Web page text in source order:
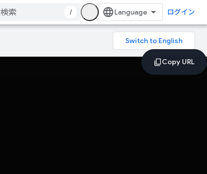
/ ログイン